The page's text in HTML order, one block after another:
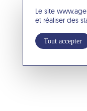
Le site
et réaliser des
Tout accepter